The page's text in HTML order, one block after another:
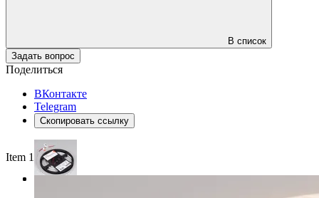
В список
Задать вопрос
Поделиться
ВКонтакте
Telegram
Скопировать ссылку
Item 1 of 3